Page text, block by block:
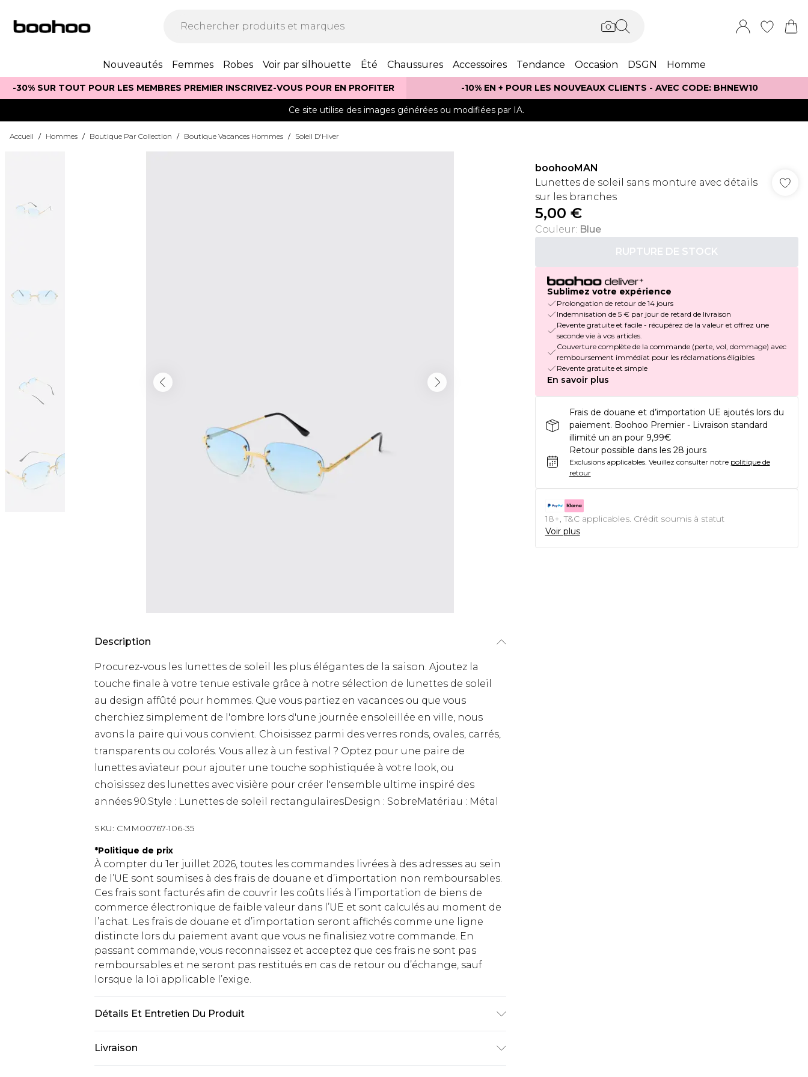
Nouveautés Femmes Robes Voir par silhouette Été Chaussures Accessoires Tendance Occasion DSGN Homme
-30% SUR TOUT POUR LES MEMBRES PREMIER INSCRIVEZ-VOUS POUR EN PROFITER -10% EN + POUR LES NOUVEAUX CLIENTS - AVEC CODE: BHNEW10
Ce site utilise des images générées ou modifiées par IA.
Accueil / Hommes / Boutique Par Collection / Boutique Vacances Hommes / Soleil D'Hiver
Description
Procurez-vous les lunettes de soleil les plus élégantes de la saison. Ajoutez la
touche finale à votre tenue estivale grâce à notre sélection de lunettes de soleil
au design affûté pour hommes. Que vous partiez en vacances ou que vous
cherchiez simplement de l'ombre lors d'une journée ensoleillée en ville, nous
avons la paire qui vous convient. Choisissez parmi des verres ronds, ovales, carrés,
transparents ou colorés. Vous allez à un festival ? Optez pour une paire de
lunettes aviateur pour ajouter une touche sophistiquée à votre look, ou
choisissez des lunettes avec visière pour créer l'ensemble ultime inspiré des
années 90.Style : Lunettes de soleil rectangulairesDesign : SobreMatériau : Métal
SKU: CMM00767-106-35
*Politique de prix
À compter du 1er juillet 2026, toutes les commandes livrées à des adresses au sein
de l’UE sont soumises à des frais de douane et d’importation non remboursables.
Ces frais sont facturés afin de couvrir les coûts liés à l’importation de biens de
commerce électronique de faible valeur dans l’UE et sont calculés au moment de
l’achat. Les frais de douane et d’importation seront affichés comme une ligne
distincte lors du paiement avant que vous ne finalisiez votre commande. En
passant commande, vous reconnaissez et acceptez que ces frais ne sont pas
remboursables et ne seront pas restitués en cas de retour ou d’échange, sauf
lorsque la loi applicable l’exige.
Détails Et Entretien Du Produit
Livraison
boohooMAN
Lunettes de soleil sans monture avec détails
sur les branches
5,00 €
Couleur: Blue
RUPTURE DE STOCK
Sublimez votre expérience
Prolongation de retour de 14 jours
Indemnisation de 5 € par jour de retard de livraison
Revente gratuite et facile - récupérez de la valeur et offrez une
seconde vie à vos articles.
Couverture complète de la commande (perte, vol, dommage) avec
remboursement immédiat pour les réclamations éligibles
Revente gratuite et simple
En savoir plus
Frais de douane et d’importation UE ajoutés lors du
paiement. Boohoo Premier - Livraison standard
illimité un an pour 9,99€
Retour possible dans les 28 jours
Exclusions applicables. Veuillez consulter notre politique de
retour
18+, T&C applicables. Crédit soumis à statut
Voir plus